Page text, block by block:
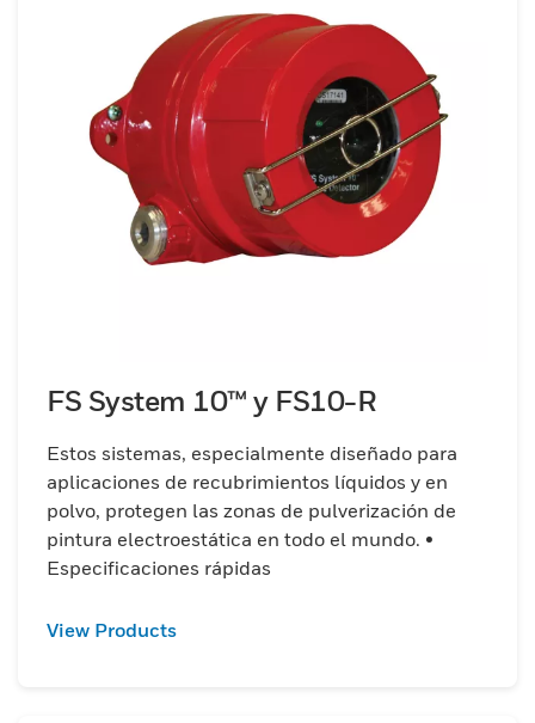
FS System 10™ y FS10-R
Estos sistemas, especialmente diseñado para
aplicaciones de recubrimientos líquidos y en
polvo, protegen las zonas de pulverización de
pintura electroestática en todo el mundo. •
Especificaciones rápidas
View Products